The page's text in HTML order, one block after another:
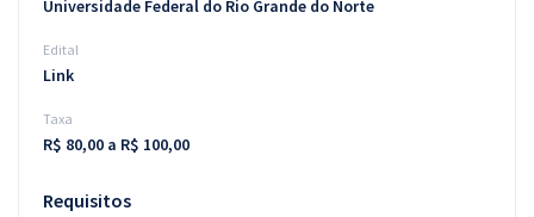
Universidade Federal do Rio Grande do Norte
Edital
Link
Taxa
R$ 80,00 a R$ 100,00
Requisitos